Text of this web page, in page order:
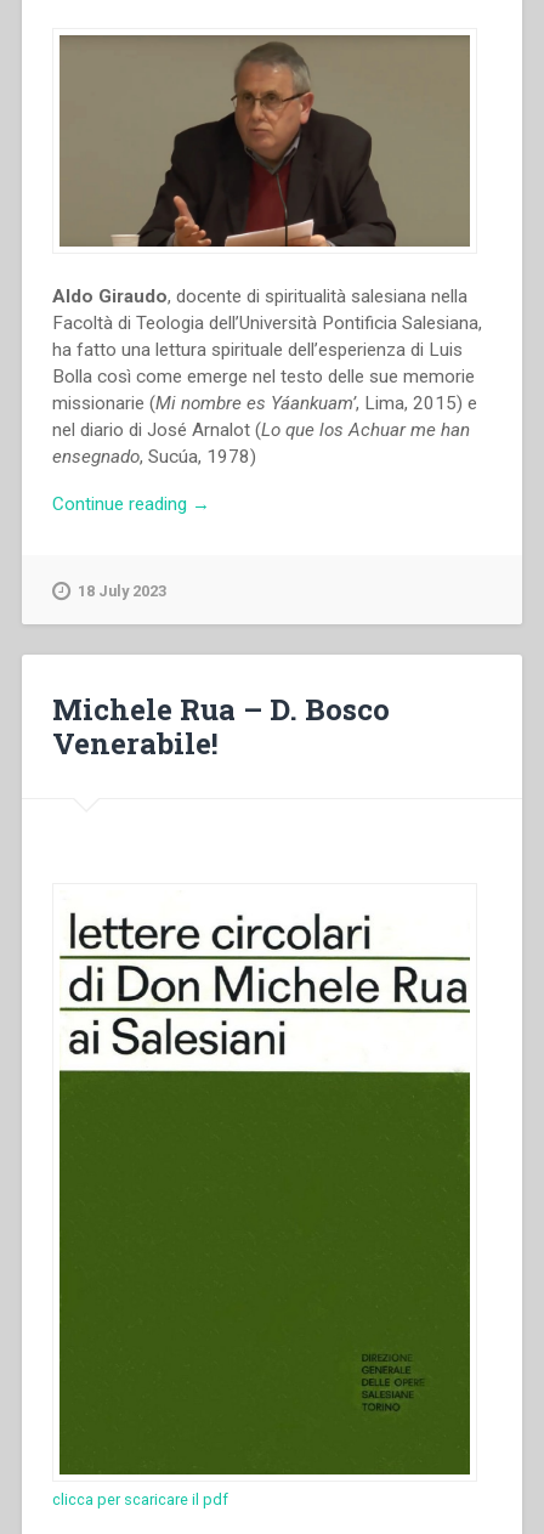
Aldo Giraudo, docente di spiritualità salesiana nella
Facoltà di Teologia dell’Università Pontificia Salesiana,
ha fatto una lettura spirituale dell’esperienza di Luis
Bolla così come emerge nel testo delle sue memorie
missionarie (Mi nombre es Yáankuam’, Lima, 2015) e
nel diario di José Arnalot (Lo que los Achuar me han
ensegnado, Sucúa, 1978)
Continue reading “Aldo
salesiano
Luis
→
18 July 2023
Michele Rua – D. Bosco
Venerabile!
clicca per scaricare il pdf